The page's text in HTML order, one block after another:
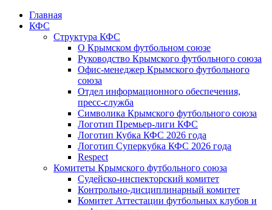
Главная
КФС
Структура КФС
О Крымском футбольном союзе
Руководство Крымского футбольного союза
Офис-менеджер Крымского футбольного
союза
Отдел информационного обеспечения,
пресс-служба
Символика Крымского футбольного союза
Логотип Премьер-лиги КФС
Логотип Кубка КФС 2026 года
Логотип Суперкубка КФС 2026 года
Respect
Комитеты Крымского футбольного союза
Судейско-инспекторский комитет
Контрольно-дисциплинарный комитет
Комитет Аттестации футбольных клубов и